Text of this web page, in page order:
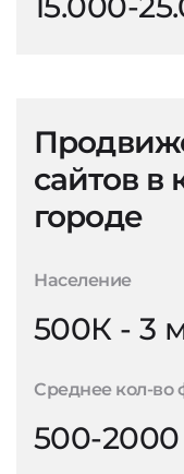
сайтов в
городе
Население
500К - 3
Среднее кол-во
500-2000